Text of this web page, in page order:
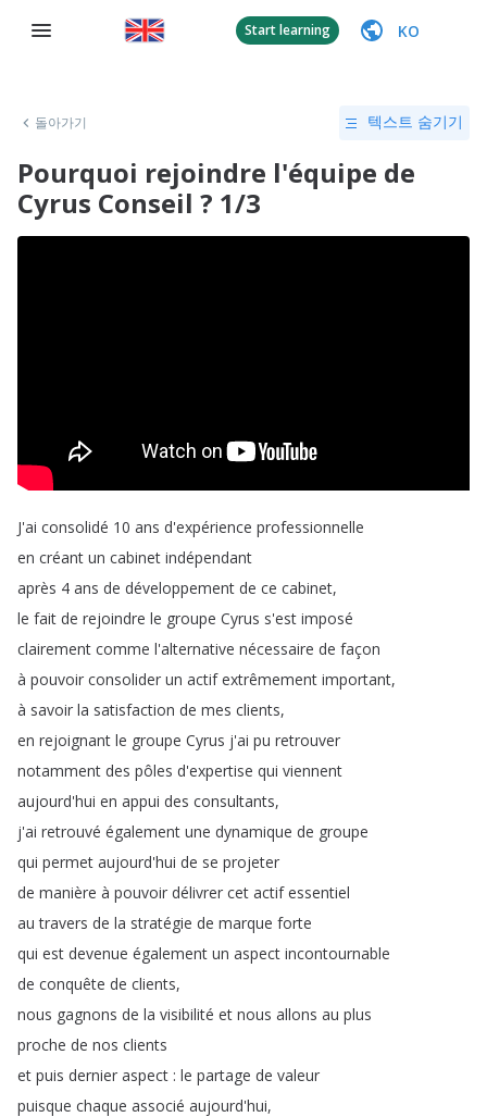
Start learning KO
돌아가기 텍스트 숨기기
Pourquoi rejoindre l'équipe de
Cyrus Conseil ? 1/3
J'ai consolidé 10 ans d'expérience professionnelle
en créant un cabinet indépendant
après 4 ans de développement de ce cabinet,
le fait de rejoindre le groupe Cyrus s'est imposé
clairement comme l'alternative nécessaire de façon
à pouvoir consolider un actif extrêmement important,
à savoir la satisfaction de mes clients,
en rejoignant le groupe Cyrus j'ai pu retrouver
notamment des pôles d'expertise qui viennent
aujourd'hui en appui des consultants,
j'ai retrouvé également une dynamique de groupe
qui permet aujourd'hui de se projeter
de manière à pouvoir délivrer cet actif essentiel
au travers de la stratégie de marque forte
qui est devenue également un aspect incontournable
de conquête de clients,
nous gagnons de la visibilité et nous allons au plus
proche de nos clients
et puis dernier aspect : le partage de valeur
puisque chaque associé aujourd'hui,